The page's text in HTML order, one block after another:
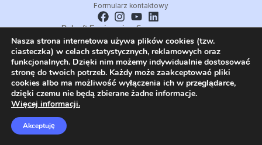
Formularz kontaktowy
Polsoft Engineering Sp. z o.o.
ul. 73 Pułku Piechoty 1, 40-467 Katowice
Skontaktuj się z nami:
32 209 80 39
E-mail:
CISCO@POLSOFT.PL
Wszystkie prawa zastrzeżone © 2026 Polsoft Engineering Sp. z o.o.
Nasza strona internetowa używa plików cookies (tzw.
ciasteczka) w celach statystycznych, reklamowych oraz
funkcjonalnych. Dzięki nim możemy indywidualnie dostosować
stronę do twoich potrzeb. Każdy może zaakceptować pliki
cookies albo ma możliwość wyłączenia ich w przeglądarce,
dzięki czemu nie będą zbierane żadne informacje.
Więcej informacji.
Akceptuję